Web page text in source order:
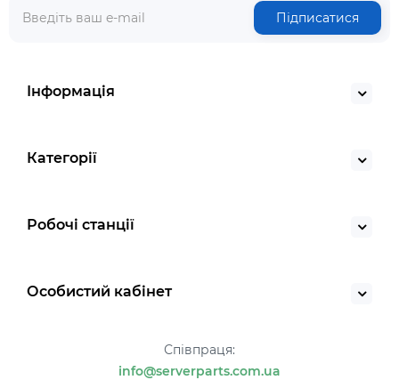
Підписатися
Інформація
Категорії
Робочі станції
Особистий кабінет
Співпраця:
info@serverparts.com.ua